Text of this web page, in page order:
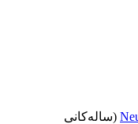
(ساله‌كانی